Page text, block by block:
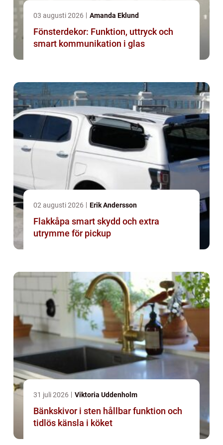
03 augusti 2026 Amanda Eklund
Fönsterdekor: Funktion, uttryck och
smart kommunikation i glas
02 augusti 2026 Erik Andersson
Flakkåpa smart skydd och extra
utrymme för pickup
31 juli 2026 Viktoria Uddenholm
Bänkskivor i sten hållbar funktion och
tidlös känsla i köket